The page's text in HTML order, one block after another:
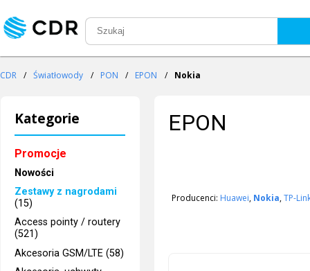
CDR / Światłowody / PON / EPON / Nokia
Kategorie
Promocje
Nowości
Zestawy z nagrodami
(15)
Access pointy / routery
(521)
Akcesoria GSM/LTE (58)
EPON
Producenci: Huawei, Nokia,TP-